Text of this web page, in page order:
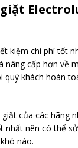
kiệm chi phí tốt
nâng cấp hơn về
khách hoàn
của các hãng
nên có thể
nào.